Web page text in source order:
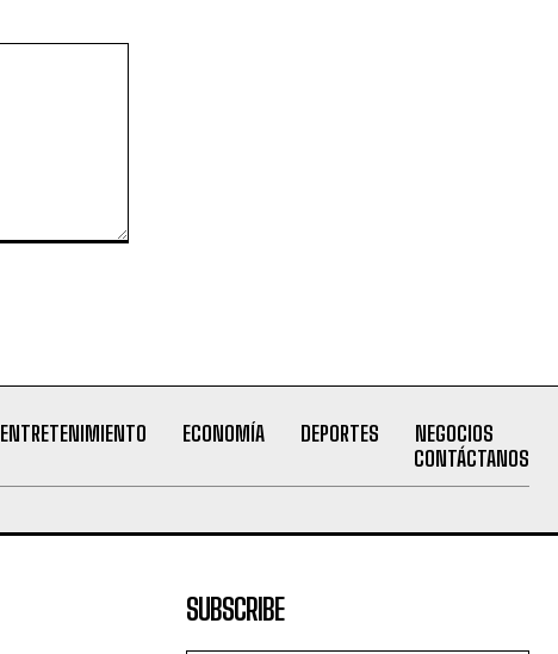
ENTRETENIMIENTO ECONOMÍA DEPORTES
NEGOCIOS
CONTÁCTANOS
SUBSCRIBE